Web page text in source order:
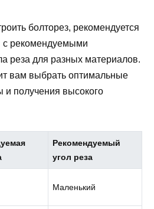
болторез, рекомендуется
с рекомендуемыми
реза для разных материалов.
вам выбрать оптимальные
и получения высокого
Рекомендуемый
угол реза
Маленький